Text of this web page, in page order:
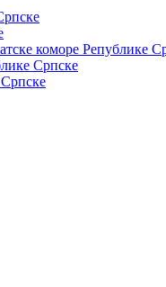
коморе Републике
Српске